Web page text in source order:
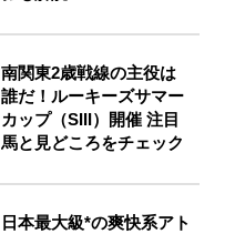
南関東2歳戦線の主役は
誰だ！ルーキーズサマー
カップ（SIII）開催 注目
馬と見どころをチェック
日本最大級*の爽快系アト